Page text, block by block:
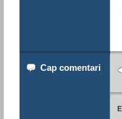
Cap comentari